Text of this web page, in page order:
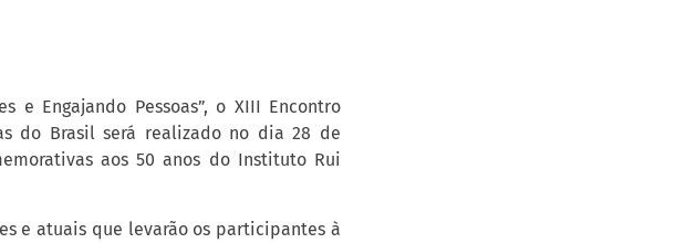
e Engajando Pessoas”, o XIII Encontro
do Brasil será realizado no dia 28 de
aos 50 anos do Instituto Rui
e atuais que levarão os participantes à